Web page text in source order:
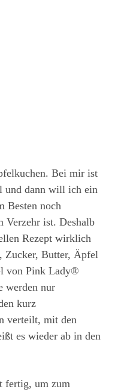
Bei mir ist
und dann will ich ein
Besten noch
Verzehr ist. Deshalb
Rezept wirklich
Zucker, Butter, Äpfel
von Pink Lady®
werden nur
kurz
verteilt, mit den
es wieder ab in den
fertig, um zum